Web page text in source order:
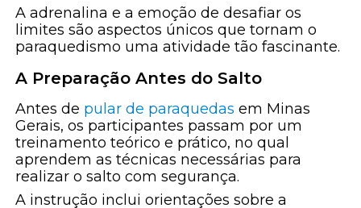
A adrenalina e a emoção de desafiar os
limites são aspectos únicos que tornam o
paraquedismo uma atividade tão fascinante.
A Preparação Antes do Salto
Antes de pular de paraquedas em Minas
Gerais, os participantes passam por um
treinamento teórico e prático, no qual
aprendem as técnicas necessárias para
realizar o salto com segurança.
A instrução inclui orientações sobre a